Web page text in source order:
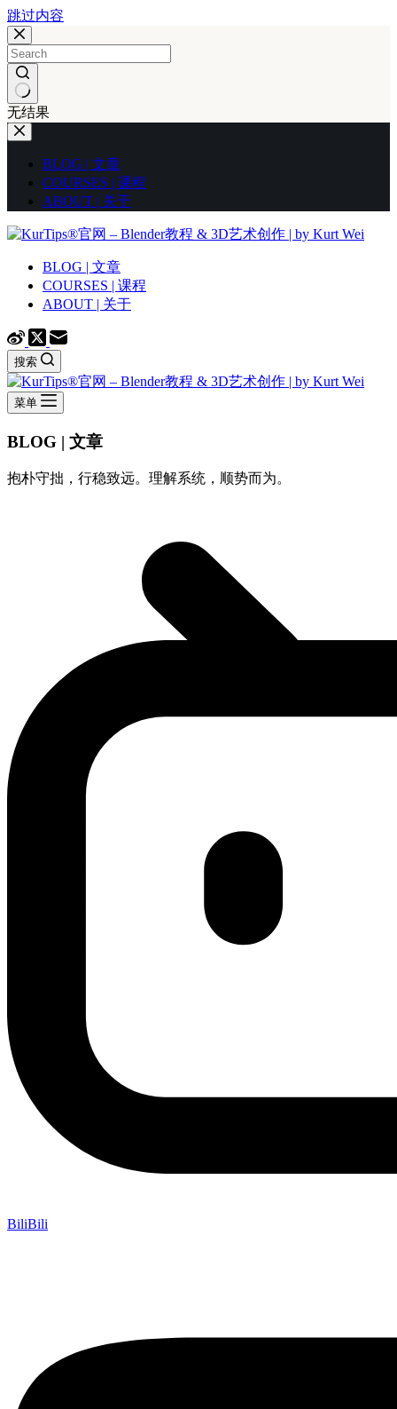
跳过内容
无结果
BLOG | 文章
COURSES | 课程
ABOUT | 关于
BLOG | 文章
COURSES | 课程
ABOUT | 关于
搜索
菜单
BLOG | 文章
抱朴守拙，行稳致远。理解系统，顺势而为。
BiliBili